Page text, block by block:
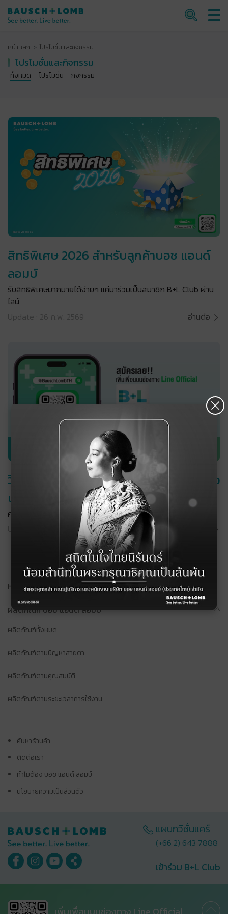
×
หน้าหลัก โปรโมชั่นและกิจกรรม
โปรโมชั่นและกิจกรรม
ทั้งหมด โปรโมชั่น กิจกรรม
สิทธิพิเศษ 2026 สำหรับลูกค้าบอช แอนด์
ลอมบ์
รับสิทธิพิเศษมากมายได้ง่ายๆ แค่มาร่วมเป็นสมาชิก B+L Club ผ่าน
ไลน์
Update : 26 ก.พ. 2569
อ่านต่อ
วิธีสะสมคะแนน และ วิธีการใช้งาน B+L Club
บน Line Official
คลิกเลย
Update : 11 ต.ค. 2568
หน้าแรก
ผลิตภัณฑ์ บอช แอนด์ ลอมบ์
ผลิตภัณฑ์ทั้งหมด
ผลิตภัณฑ์ตามปัญหาสายตา
ผลิตภัณฑ์ตามคุณสมบัติ
ผลิตภัณฑ์ตามระยะเวลาการใช้งาน
ค้นหาร้านค้า
ติดต่อเรา
ทำไมต้อง บอช แอนด์ ลอมบ์
นโยบายความเป็นส่วนตัว
แผนกวิชั่นแคร์
(+66 2) 643 7888
เข้าร่วม B+L Club